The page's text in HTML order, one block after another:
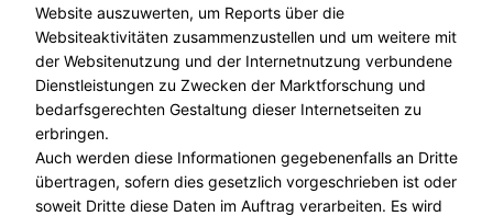
Website auszuwerten, um Reports über die
Websiteaktivitäten zusammenzustellen und um weitere mit
der Websitenutzung und der Internetnutzung verbundene
Dienstleistungen zu Zwecken der Marktforschung und
bedarfsgerechten Gestaltung dieser Internetseiten zu
erbringen.
Auch werden diese Informationen gegebenenfalls an Dritte
übertragen, sofern dies gesetzlich vorgeschrieben ist oder
soweit Dritte diese Daten im Auftrag verarbeiten. Es wird